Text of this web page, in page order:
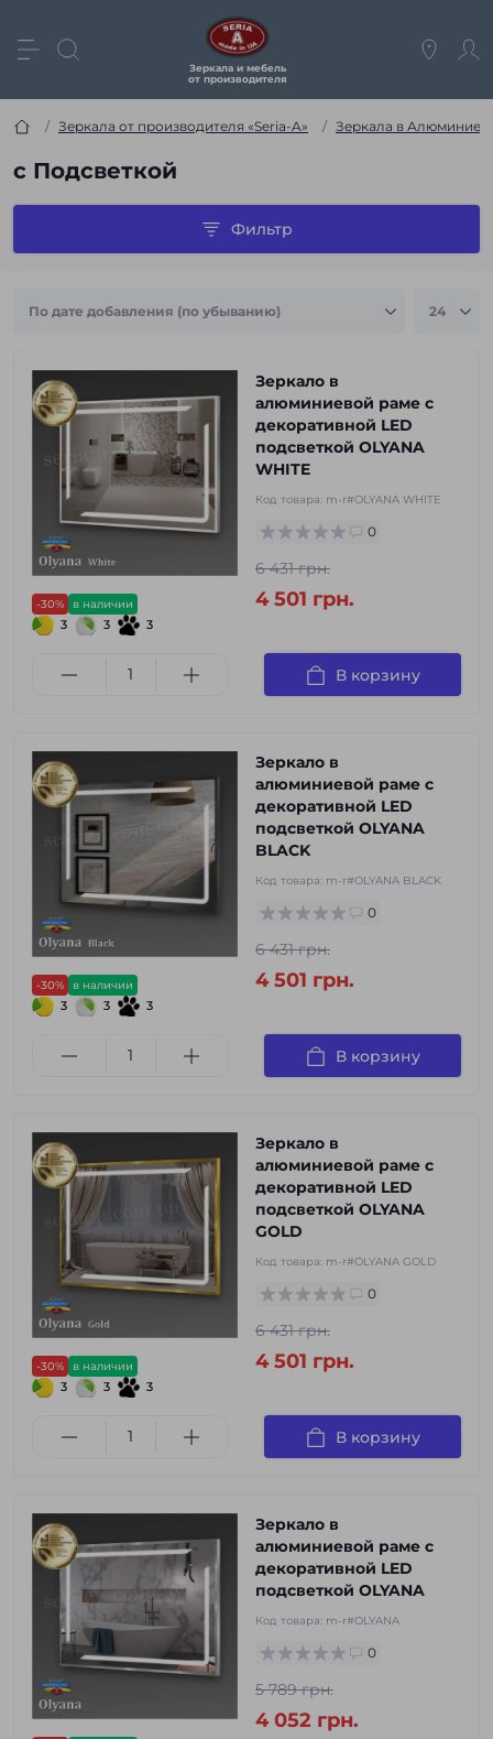
Зеркала и мебель
от производителя
Зеркала от производителя «Seria-A» Зеркала в
с Подсветкой
Фильтр
-30% в наличии
3 3 3
Зеркало в
алюминиевой раме с
декоративной LED
подсветкой OLYANA
WHITE
Код товара: m-r#OLYANA WHITE
0
6 431 грн.
4 501 грн.
В корзину
-30% в наличии
3 3 3
Зеркало в
алюминиевой раме с
декоративной LED
подсветкой OLYANA
BLACK
Код товара: m-r#OLYANA BLACK
0
6 431 грн.
4 501 грн.
В корзину
-30% в наличии
3 3 3
Зеркало в
алюминиевой раме с
декоративной LED
подсветкой OLYANA
GOLD
Код товара: m-r#OLYANA GOLD
0
6 431 грн.
4 501 грн.
В корзину
Зеркало в
алюминиевой раме с
декоративной LED
подсветкой OLYANA
Код товара: m-r#OLYANA
0
5 789 грн.
4 052 грн.